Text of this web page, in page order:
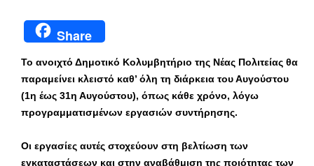
Share
Το ανοιχτό Δημοτικό Κολυμβητήριο της Νέας Πολιτείας θα
παραμείνει κλειστό καθ’ όλη τη διάρκεια του Αυγούστου
(1η έως 31η Αυγούστου), όπως κάθε χρόνο, λόγω
προγραμματισμένων εργασιών συντήρησης.
Οι εργασίες αυτές στοχεύουν στη βελτίωση των
εγκαταστάσεων και στην αναβάθμιση της ποιότητας των